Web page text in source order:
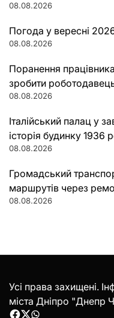
08.08.2026
Погода у вересні
08.08.2026
Поранення
зробити
08.08.2026
Італійський палац у
історія будинку 1936
08.08.2026
Громадський
маршрутів через
08.08.2026
Усі права захищені.
міста Дніпро "Днепр